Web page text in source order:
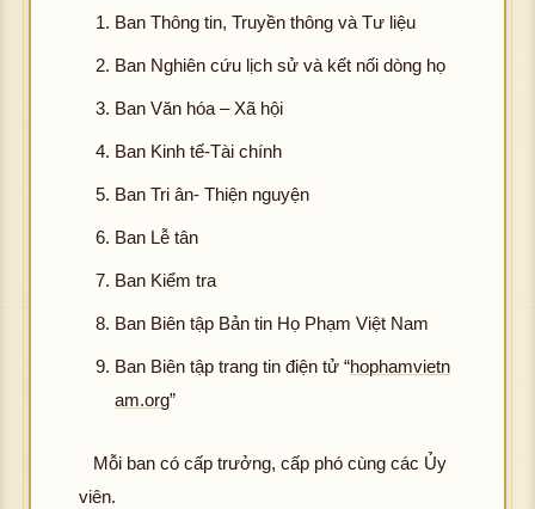
Ban Thông tin, Truyền thông và Tư liệu
Ban Nghiên cứu lịch sử và kết nối dòng họ
Ban Văn hóa – Xã hội
Ban Kinh tế-Tài chính
Ban Tri ân- Thiện nguyện
Ban Lễ tân
Ban Kiểm tra
Ban Biên tập Bản tin Họ Phạm Việt Nam
Ban Biên tập trang tin điện tử “hophamvietn
am.org”
Mỗi ban có cấp trưởng, cấp phó cùng các Ủy
viên.